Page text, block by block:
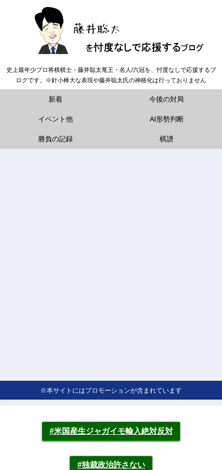
史上最年少プロ将棋棋士・藤井聡太竜王・名人/六冠を、忖度なしで応援するブ
ログです。※針小棒大な表現や藤井聡太氏の神格化は行っておりません
新着 今後の対局
イベント他 AI形勢判断
勝負の記録 棋譜
※本サイトにはプロモーションが含まれています
#米国産生ジャガイモ輸入絶対反対
#独裁政治許さない